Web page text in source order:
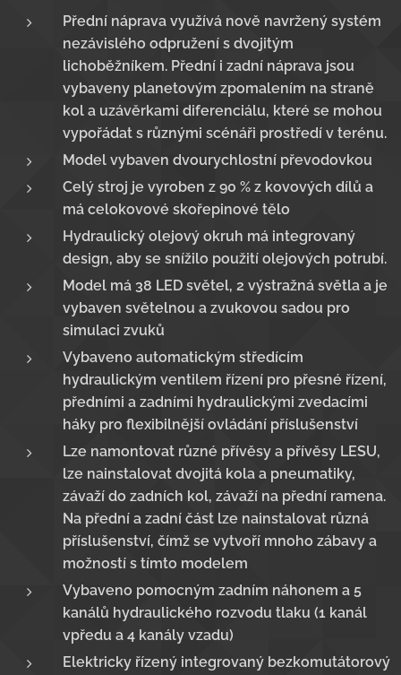
Přední náprava využívá nově navržený systém
nezávislého odpružení s dvojitým
lichoběžníkem. Přední i zadní náprava jsou
vybaveny planetovým zpomalením na straně
kol a uzávěrkami diferenciálu, které se mohou
vypořádat s různými scénáři prostředí v terénu.
Model vybaven dvourychlostní převodovkou
Celý stroj je vyroben z 90 % z kovových dílů a
má celokovové skořepinové tělo
Hydraulický olejový okruh má integrovaný
design, aby se snížilo použití olejových potrubí.
Model má 38 LED světel, 2 výstražná světla a je
vybaven světelnou a zvukovou sadou pro
simulaci zvuků
Vybaveno automatickým středícím
hydraulickým ventilem řízení pro přesné řízení,
předními a zadními hydraulickými zvedacími
háky pro flexibilnější ovládání příslušenství
Lze namontovat různé přívěsy a přívěsy LESU,
lze nainstalovat dvojitá kola a pneumatiky,
závaží do zadních kol, závaží na přední ramena.
Na přední a zadní část lze nainstalovat různá
příslušenství, čímž se vytvoří mnoho zábavy a
možností s tímto modelem
Vybaveno pomocným zadním náhonem a 5
kanálů hydraulického rozvodu tlaku (1 kanál
vpředu a 4 kanály vzadu)
Elektricky řízený integrovaný bezkomutátorový